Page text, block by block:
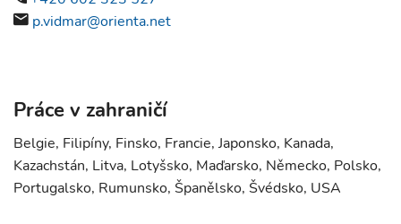
p.vidmar@orienta.net
Práce v zahraničí
Belgie, Filipíny, Finsko, Francie, Japonsko, Kanada,
Kazachstán, Litva, Lotyšsko, Maďarsko, Německo, Polsko,
Portugalsko, Rumunsko, Španělsko, Švédsko, USA